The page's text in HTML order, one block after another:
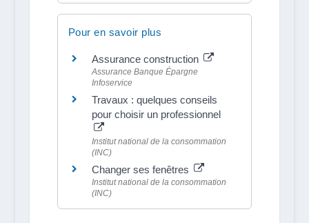
Pour en savoir plus
Assurance construction
Assurance Banque Épargne
Infoservice
Travaux : quelques conseils
pour choisir un professionnel
Institut national de la consommation
(INC)
Changer ses fenêtres
Institut national de la consommation
(INC)